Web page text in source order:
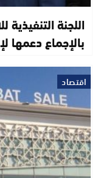
اللجنة
بالإجماع دعمها
اقتصاد